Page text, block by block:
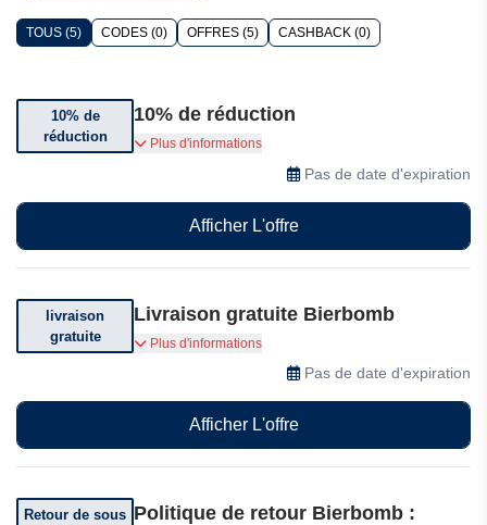
TOUS (5) CODES (0) OFFRES (5) CASHBACK (0)
10% de
réduction
10% de réduction
Bénéficiez de 10% de réduction sur votre
Plus d'informations
Pas de date d'expiration
Afficher L'offre
livraison
gratuite
Livraison gratuite Bierbomb
Livraison offerte dès 100 euros d'achat.
Plus d'informations
Pas de date d'expiration
Afficher L'offre
Retour de sous Politique de retour Bierbomb :